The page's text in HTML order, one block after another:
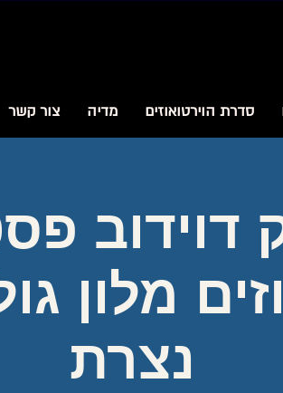
סדרת הוירטואוזים מדיה צור קשר
דוידוב
מלון
נצרת